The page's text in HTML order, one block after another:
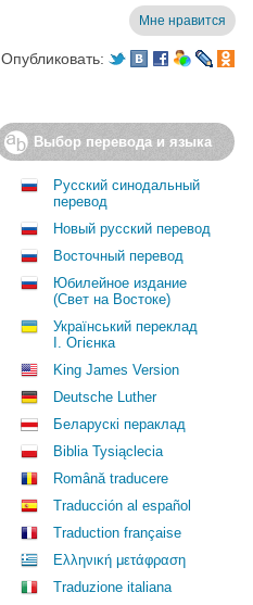
Мне нравится
Опубликовать:
Выбор перевода и языка
Русский синодальный
перевод
Новый русский перевод
Восточный перевод
Юбилейное издание
(Свет на Востоке)
Український переклад
І. Огієнка
King James Version
Deutsche Luther
Беларускі пераклад
Biblia Tysiąclecia
Română traducere
Traducción al español
Traduction française
Ελληνική μετάφραση
Traduzione italiana